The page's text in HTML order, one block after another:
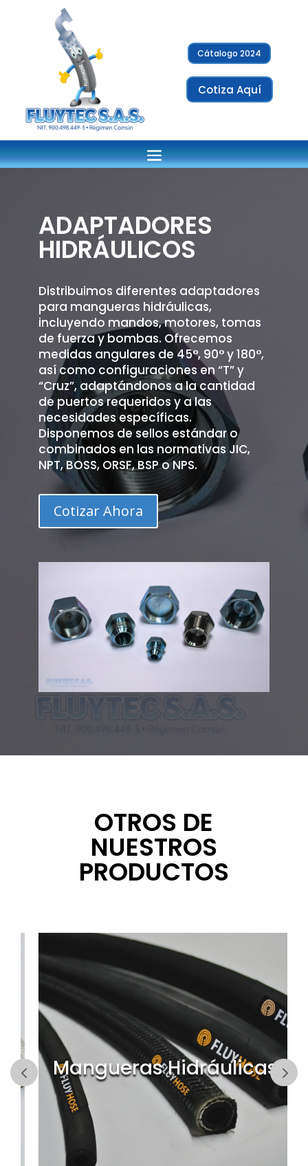
Cátalogo 2024
Cotiza Aquí
ADAPTADORES
HIDRÁULICOS
Distribuimos diferentes adaptadores
para mangueras hidráulicas,
incluyendo mandos, motores, tomas
de fuerza y bombas. Ofrecemos
medidas angulares de 45°, 90° y 180°,
así como configuraciones en “T” y
“Cruz”, adaptándonos a la cantidad
de puertos requeridos y a las
necesidades específicas.
Disponemos de sellos estándar o
combinados en las normativas JIC,
NPT, BOSS, ORSF, BSP o NPS.
Cotizar Ahora
OTROS DE
NUESTROS
PRODUCTOS
Mangueras Hidráulicas